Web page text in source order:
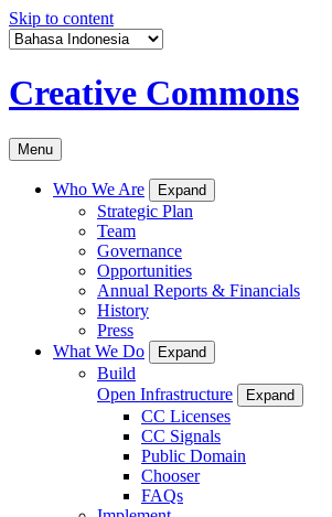
Skip to content
Creative Commons
Menu
Who We Are Expand
Strategic Plan
Team
Governance
Opportunities
Annual Reports & Financials
History
Press
What We Do
Expand
Build
Open Infrastructure
Expand
CC Licenses
CC Signals
Public Domain
Chooser
FAQs